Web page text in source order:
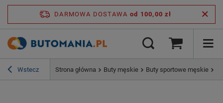
DARMOWA DOSTAWA od 100,00 zł
Wstecz Strona główna Buty męskie Buty sportowe męskie